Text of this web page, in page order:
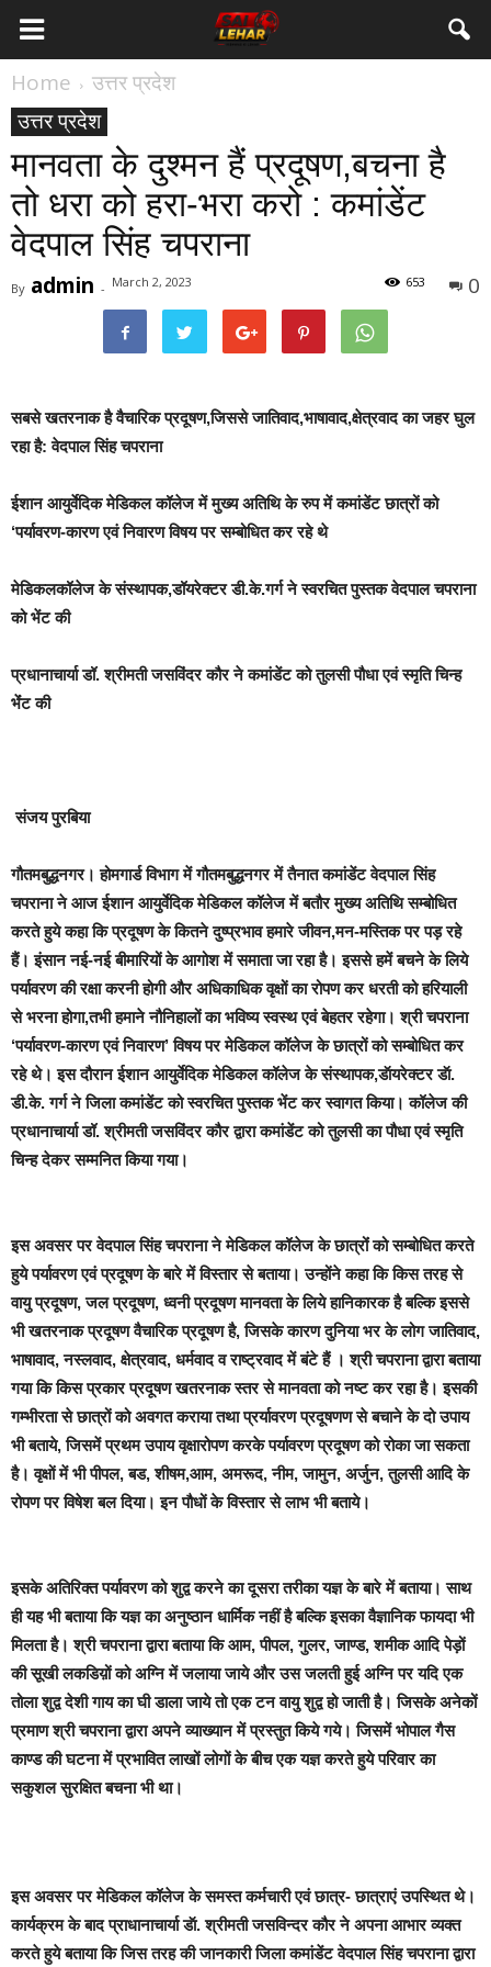
Home
उत्तर प्रदेश
उत्तर प्रदेश
मानवता के दुश्मन हैं प्रदूषण,बचना है
तो धरा को हरा-भरा करो : कमांडेंट
वेदपाल सिंह चपराना
By admin - March 2, 2023 0
653
सबसे खतरनाक है वैचारिक प्रदूषण,जिससे जातिवाद,भाषावाद,क्षेत्रवाद का जहर घुल
रहा है: वेदपाल सिंह चपराना
ईशान आयुर्वेदिक मेडिकल कॉलेज में मुख्य अतिथि के रुप में कमांडेंट छात्रों को
‘पर्यावरण-कारण एवं निवारण विषय पर सम्बोधित कर रहे थे
मेडिकलकॉलेज के संस्थापक,डॉयरेक्टर डी.के.गर्ग ने स्वरचित पुस्तक वेदपाल चपराना
को भेंट की
प्रधानाचार्या डॉ. श्रीमती जसविंदर कौर ने कमांडेंट को तुलसी पौधा एवं स्मृति चिन्ह
भेंंट की
संजय पुरबिया
गौतमबुद्धनगर। होमगार्ड विभाग मेंगौतमबुद्धनगर में तैनात कमांडेंट वेदपाल सिंह
चपराना ने आज ईशान आयुर्वेदिक मेडिकल कॉलेज में बतौर मुख्य अतिथि सम्बोधित
करते हुये कहा कि प्रदूषण के कितने दुष्प्रभाव हमारे जीवन,मन-मस्तिक पर पड़ रहे
हैं। इंसान नई-नई बीमारियों के आगोश में समाता जा रहा है। इससे हमें बचने के लिये
पर्यावरण की रक्षा करनी होगी और अधिकाधिक वृक्षों का रोपण कर धरती को हरियाली
से भरना होगा,तभी हमाने नौनिहालों का भविष्य स्वस्थ एवं बेहतर रहेगा। श्री चपराना
‘पर्यावरण-कारण एवं निवारण’ विषय पर मेडिकल कॉलेज के छात्रों को सम्बोधित कर
रहे थे। इस दौरानईशान आयुर्वेदिक मेडिकल कॉलेज के संस्थापक,डॅायरेक्टर डॅा.
डी.के. गर्ग ने जिला कमांडेंट को स्वरचित पुस्तक भेंट कर स्वागत किया। कॉलेज की
प्रधानाचार्या डॉ. श्रीमती जसविंदर कौर द्वारा कमांडेंट को तुलसी का पौधा एवं स्मृति
चिन्ह देकर सम्मनित किया गया।
इस अवसर पर वेदपाल सिंह चपराना ने मेडिकल कॉलेज के छात्रोंं को सम्बोधित करते
हुये पर्यावरण एवं प्रदूषण के बारे में विस्तार से बताया। उन्होंने कहा कि किस तरह से
वायु प्रदूषण, जल प्रदूषण, ध्वनी प्रदूषण मानवता के लिये हानिकारक है बल्कि इससे
भी खतरनाक प्रदूषण वैचारिक प्रदूषण है, जिसके कारण दुनिया भर के लोग जातिवाद,
भाषावाद, नस्लवाद, क्षेत्रवाद, धर्मवाद व राष्ट्रवाद में बंटे हैं । श्री चपराना द्वारा बताया
गया कि किस प्रकार प्रदूषण खतरनाक स्तर से मानवता को नष्ट कर रहा है। इसकी
गम्भीरता से छात्रों को अवगत कराया तथा प्रर्यावरण प्रदूषणण से बचाने के दो उपाय
भी बताये, जिसमें प्रथम उपाय वृक्षारोपण करके पर्यावरण प्रदूषण को रोका जा सकता
है। वृक्षों में भी पीपल, बड, शीषम,आम, अमरूद, नीम, जामुन, अर्जुन, तुलसी आदि के
रोपण पर विषेश बल दिया। इन पौधों के विस्तार से लाभ भी बताये।
इसके अतिरिक्त पर्यावरण को शुद्व करने का दूसरा तरीका यज्ञ के बारे में बताया। साथ
ही यह भी बताया कि यज्ञ का अनुष्ठान धार्मिक नहीं है बल्कि इसका वैज्ञानिक फायदा भी
मिलता है। श्री चपराना द्वारा बताया कि आम, पीपल, गुलर, जाण्ड, शमीक आदि पेड़ों
की सूखी लकडिय़ों को अग्नि में जलाया जाये और उस जलती हुई अग्नि पर यदि एक
तोला शुद्व देशी गाय का घी डाला जाये तो एक टन वायु शुद्व हो जाती है। जिसके अनेकों
प्रमाण श्री चपराना द्वारा अपने व्याख्यान में प्रस्तुत किये गये। जिसमें भोपाल गैस
काण्ड की घटना में प्रभावित लाखों लोगों के बीच एक यज्ञ करते हुये परिवार का
सकुशल सुरक्षित बचना भी था।
इस अवसर पर मेडिकल कॉलेज के समस्त कर्मचारी एवं छात्र- छात्राएं उपस्थित थे।
कार्यक्रम के बाद प्राधानाचार्या डॅा. श्रीमती जसविन्दर कौर ने अपना आभार व्यक्त
करते हुये बताया कि जिस तरह की जानकारी जिला कमांडेंट वेदपाल सिंह चपराना द्वारा